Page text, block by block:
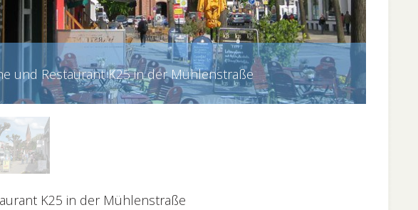
und Restaurant K25 in der Mühlenstraße
K25 in der Mühlenstraße